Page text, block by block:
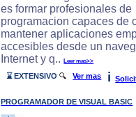
es formar profesionales de
programacion capaces de
mantener aplicaciones
accesibles desde un
Internet y q..Leer mas>>
⌛ EXTENSIVO 🔍Ver mas i
PROGRAMADOR DE VISUAL BASIC